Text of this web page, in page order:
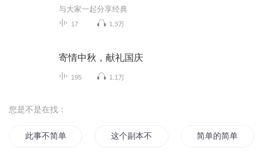
与大家一起分享经典
17 1.3万
寄情中秋，献礼国庆
195 1.1万
您是不是在找：
此事不简单 这个副本不简单 简单的简单